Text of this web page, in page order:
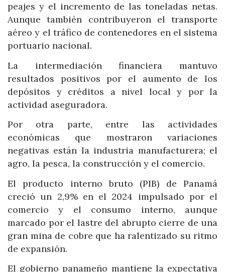
peajes y el incremento de las toneladas netas.
Aunque también contribuyeron el transporte
aéreo y el tráfico de contenedores en el sistema
portuario nacional.
La intermediación financiera mantuvo
resultados positivos por el aumento de los
depósitos y créditos a nivel local y por la
actividad aseguradora.
Por otra parte, entre las actividades
económicas que mostraron variaciones
negativas están la industria manufacturera; el
agro, la pesca, la construcción y el comercio.
El producto interno bruto (PIB) de Panamá
creció un 2,9% en el 2024 impulsado por el
comercio y el consumo interno, aunque
marcado por el lastre del abrupto cierre de una
gran mina de cobre que ha ralentizado su ritmo
de expansión.
El gobierno panameño mantiene la expectativa